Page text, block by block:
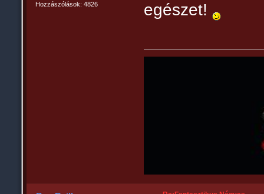
Hozzászólások: 4826
egészet!